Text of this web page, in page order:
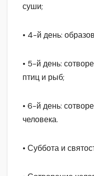
суши;
• 4-й день:
• 5-й день:
птиц и рыб;
• 6-й день:
человека.
• Суббота и